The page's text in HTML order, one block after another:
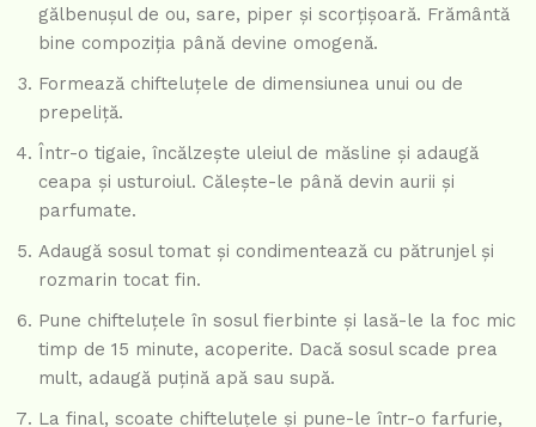
gălbenușul de ou, sare, piper și scorțișoară. Frământă
bine compoziția până devine omogenă.
Formează chifteluțele de dimensiunea unui ou de
prepeliță.
Într-o tigaie, încălzește uleiul de măsline și adaugă
ceapa și usturoiul. Călește-le până devin aurii și
parfumate.
Adaugă sosul tomat și condimentează cu pătrunjel și
rozmarin tocat fin.
Pune chifteluțele în sosul fierbinte și lasă-le la foc mic
timp de 15 minute, acoperite. Dacă sosul scade prea
mult, adaugă puțină apă sau supă.
La final, scoate chifteluțele și pune-le într-o farfurie,